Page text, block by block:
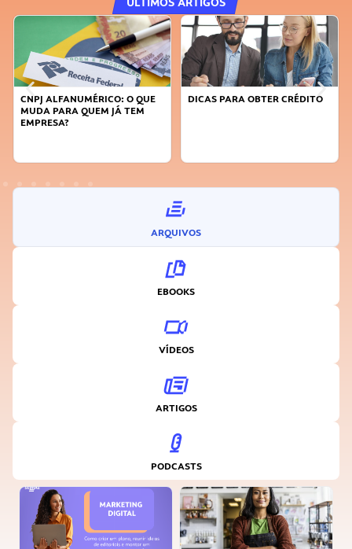
DICAS PARA OBTER CRÉDITO
FAÇA A DIFERENÇA: SEJA
ARQUIVOS
EBOOKS
VÍDEOS
ARTIGOS
PODCASTS